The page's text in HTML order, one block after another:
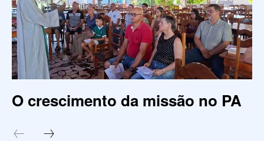
O crescimento da missão no PA